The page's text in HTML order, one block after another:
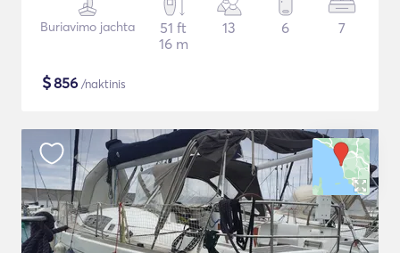
Buriavimo jachta
51 ft
16 m
13 6 7
$856 /naktinis